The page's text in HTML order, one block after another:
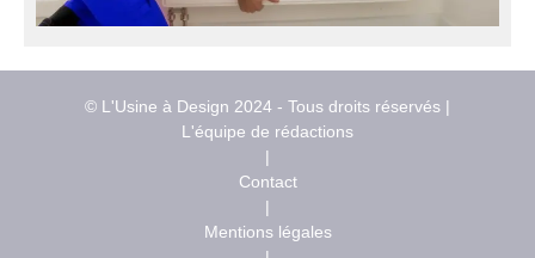
© L'Usine à Design 2024 - Tous droits réservés |
L'équipe de rédactions
|
Contact
|
Mentions légales